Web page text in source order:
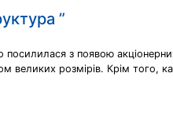
”
посилилася з появою
великих розмірів. Крім того,